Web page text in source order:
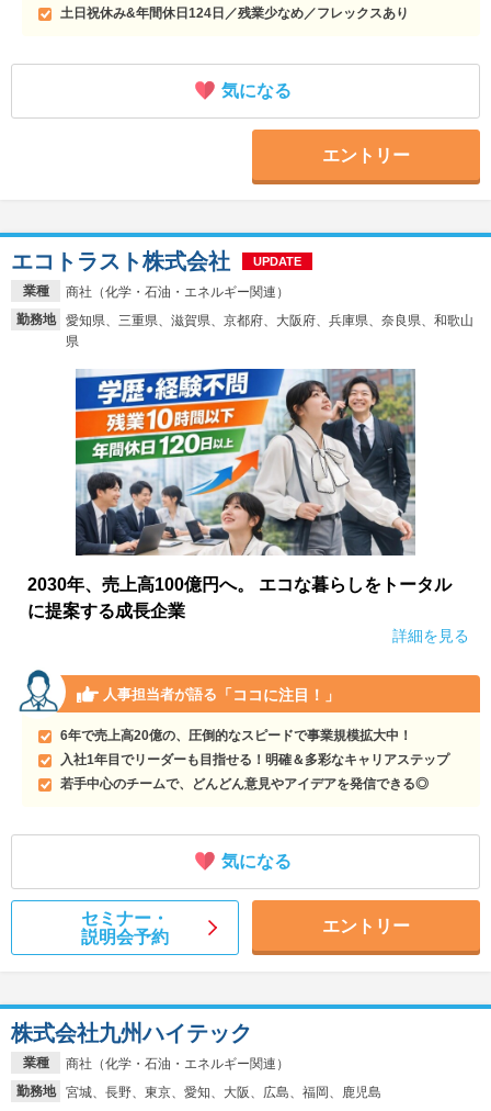
土日祝休み&年間休日124日／残業少なめ／フレックスあり
気になる
エントリー
業種
商社（化学・石油・エネルギー関連）
勤務地
愛知県、三重県、滋賀県、京都府、大阪府、兵庫県、奈良県、和歌山
県
エコトラスト株式会社 UPDATE
2030年、売上高100億円へ。 エコな暮らしをトータル
に提案する成長企業
詳細を見る
人事担当者が語る 「ココに注目！」
6年で売上高20億の、圧倒的なスピードで事業規模拡大中！
入社1年目でリーダーも目指せる！明確＆多彩なキャリアステップ
若手中心のチームで、どんどん意見やアイデアを発信できる◎
気になる
セミナー・
説明会予約
エントリー
業種
商社（化学・石油・エネルギー関連）
勤務地
宮城、長野、東京、愛知、大阪、広島、福岡、鹿児島
株式会社九州ハイテック